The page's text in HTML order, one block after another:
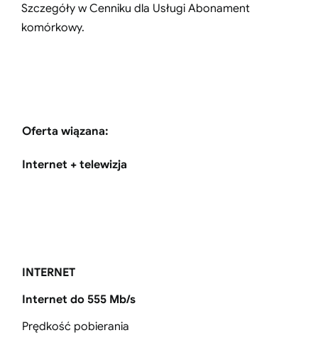
Szczegóły w Cenniku dla Usługi Abonament
komórkowy.
Oferta wiązana:
Internet + telewizja
INTERNET
Internet do 555 Mb/s
Prędkość pobierania